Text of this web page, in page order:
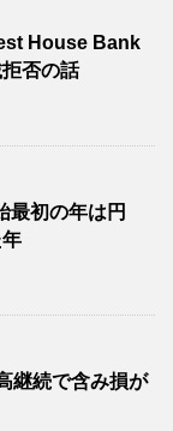
House Bank
否の話
最初の年は円
継続で含み損が